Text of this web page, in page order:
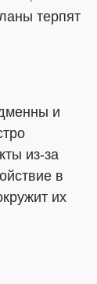
терпят
и
из-за
в
их